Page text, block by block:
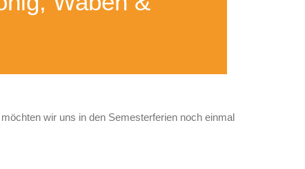
wir uns in den Semesterferien noch einmal